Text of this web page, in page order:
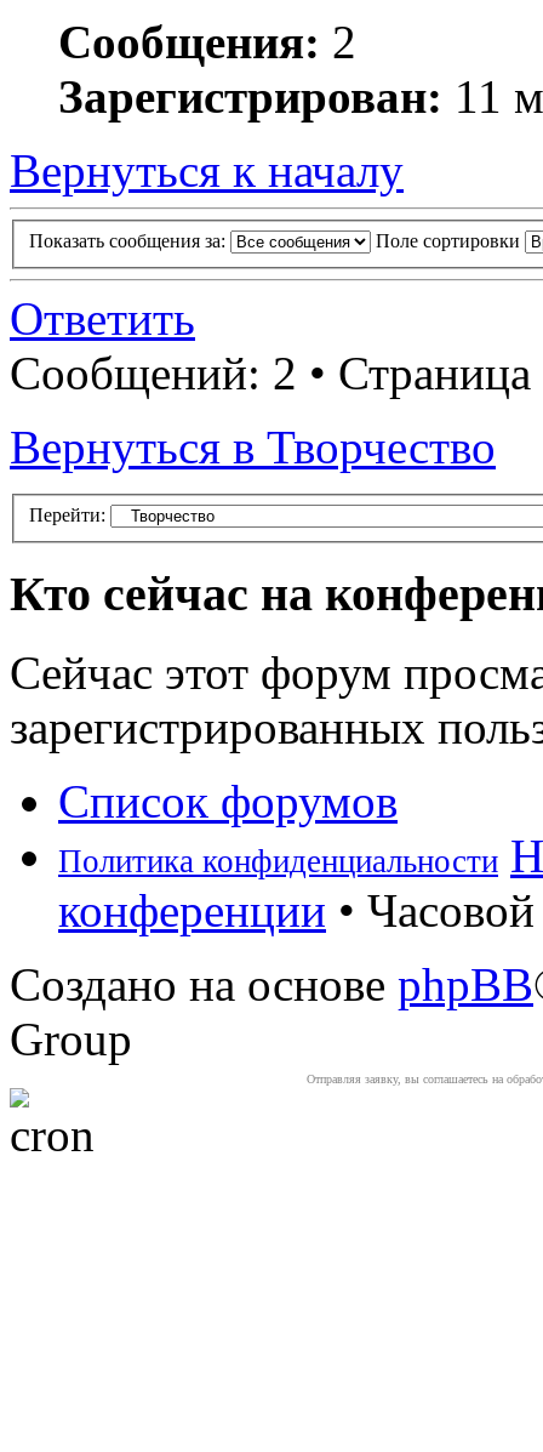
Сообщения: 2
Зарегистрирован: 11
Вернуться к началу
Показать сообщения за: Поле сортировки
Ответить
Сообщений: 2 • Страница
Вернуться в Творчество
Перейти:
Кто сейчас на
Сейчас этот форум
зарегистрированных
Список форумов
Политика конфиденциальности
конференции •
Создано на основе phpBB
Group
Отправляя заявку, вы соглашаетесь на